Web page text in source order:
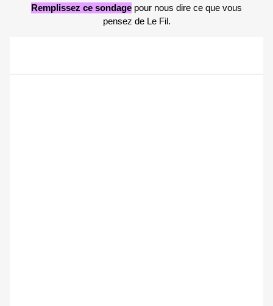
Remplissez ce sondage pour nous dire ce que vous
pensez de Le Fil.